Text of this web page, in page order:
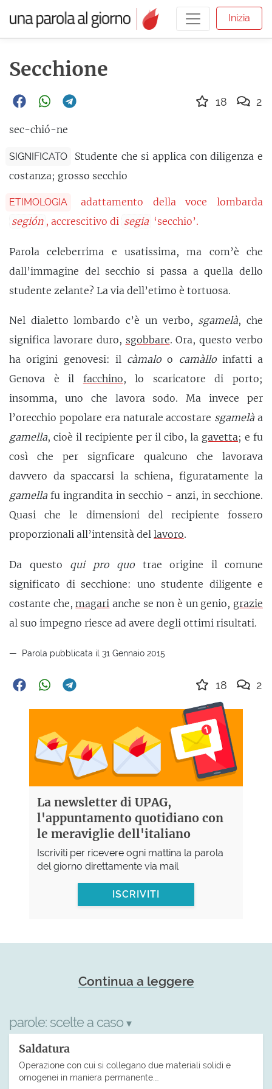
Inizia
Secchione
sec-chió-ne
SIGNIFICATO
Studente che si applica con diligenza e
costanza; grosso secchio
ETIMOLOGIA
adattamento della voce lombarda
segión , accrescitivo di segia ‘secchio’.
Parola celeberrima e usatissima, ma com’è che
dall’immagine del secchio si passa a quella dello
studente zelante? La via dell’etimo è tortuosa.
Nel dialetto lombardo c’è un verbo, sgamelà, che
significa lavorare duro, sgobbare. Ora, questo verbo
ha origini genovesi: il càmalo o camàlloinfatti a
Genova è il facchino, lo scaricatore di porto;
insomma, uno che lavora sodo. Ma invece per
l’orecchio popolare era naturale accostare sgamelàa
gamella, cioè il recipiente per il cibo, la gavetta; e fu
così che per signficare qualcuno che lavorava
davvero da spaccarsi la schiena, figuratamente la
gamellafu ingrandita in secchio - anzi, in secchione.
Quasi che le dimensioni del recipiente fossero
proporzionali all’intensità del lavoro.
Da questo qui pro quo trae origine il comune
significato di secchione: uno studente diligente e
costante che,magari anche se non è un genio, grazie
al suo impegno riesce ad avere degli ottimi risultati.
Parola pubblicata il 31 Gennaio 2015
18 2
18 2
La newsletter di UPAG,
l'appuntamento quotidiano con
le meraviglie dell'italiano
Iscriviti per ricevere ogni mattina la parola
del giorno direttamente via mail
ISCRIVITI
Continua a leggere
parole: scelte a caso ▾
Saldatura
Operazione con cui si collegano due materiali solidi e
omogenei in maniera permanente.…